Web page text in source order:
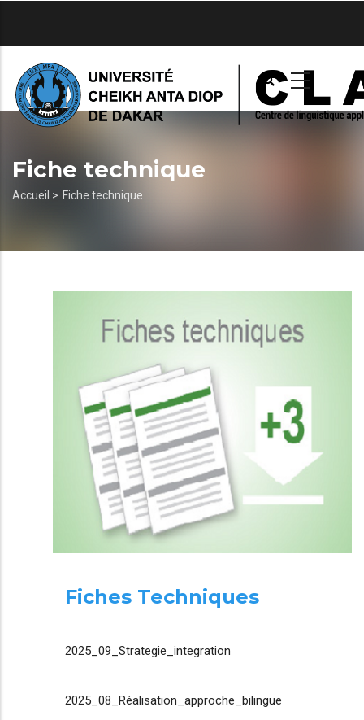
principal
Fiche technique
Fil
Accueil > Fiche technique
Fiches Techniques
2025_09_Strategie_integration
2025_08_Réalisation_approche_bilingue